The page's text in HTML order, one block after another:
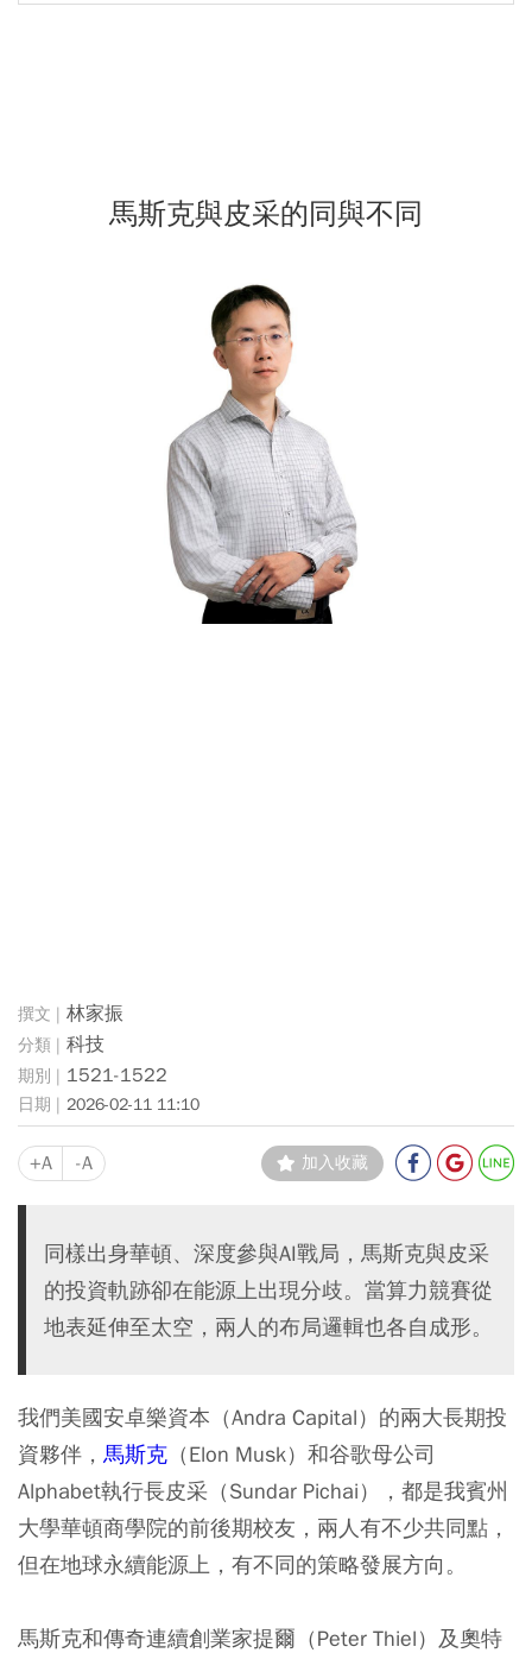
馬斯克與皮采的同與不同
林家振
科技
1521-1522
2026-02-11 11:10
+A -A 加入收藏
同樣出身華頓、深度參與AI戰局，馬斯克與皮采
的投資軌跡卻在能源上出現分歧。當算力競賽從
地表延伸至太空，兩人的布局邏輯也各自成形。
我們美國安卓樂資本（Andra Capital）的兩大長期投
資夥伴， 馬斯克 （Elon Musk）和谷歌母公司
Alphabet執行長皮采（Sundar Pichai），都是我賓州
大學華頓商學院的前後期校友，兩人有不少共同點，
但在地球永續能源上，有不同的策略發展方向。
馬斯克和傳奇連續創業家提爾（Peter Thiel）及奧特